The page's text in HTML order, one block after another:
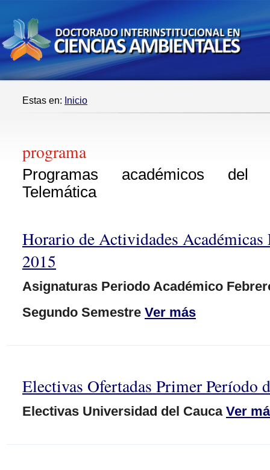
Estas en: Inicio
programa
Programas académicos del
Telemática
Horario de Actividades Académicas
2015
Asignaturas Periodo Académico
Segundo Semestre Ver más
Electivas Ofertadas Primer Período
Electivas Universidad del Cauca Ver